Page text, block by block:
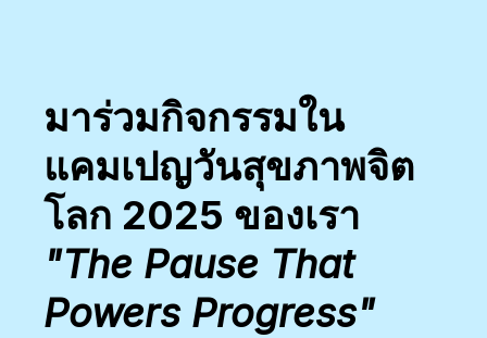
มาร่วมกิจกรรมใน
แคมเปญวันสุขภาพจิต
โลก 2025 ของเรา
"The Pause That
Powers Progress"